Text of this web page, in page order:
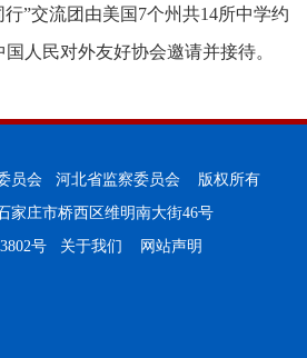
”交流团由美国7个州共14所中学约
人民对外友好协会邀请并接待。
员会 河北省监察委员会 版权所有
家庄市桥西区维明南大街46号
号
关于我们 网站声明